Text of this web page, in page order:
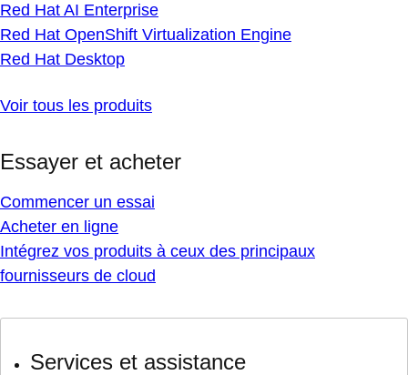
Red Hat AI Enterprise
Red Hat OpenShift Virtualization Engine
Red Hat Desktop
Voir tous les produits
Essayer et acheter
Commencer un essai
Acheter en ligne
Intégrez vos produits à ceux des principaux
fournisseurs de cloud
Services et assistance